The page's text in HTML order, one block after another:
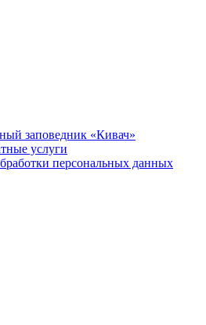
заповедник «Кивач»
услуги
персональных данных